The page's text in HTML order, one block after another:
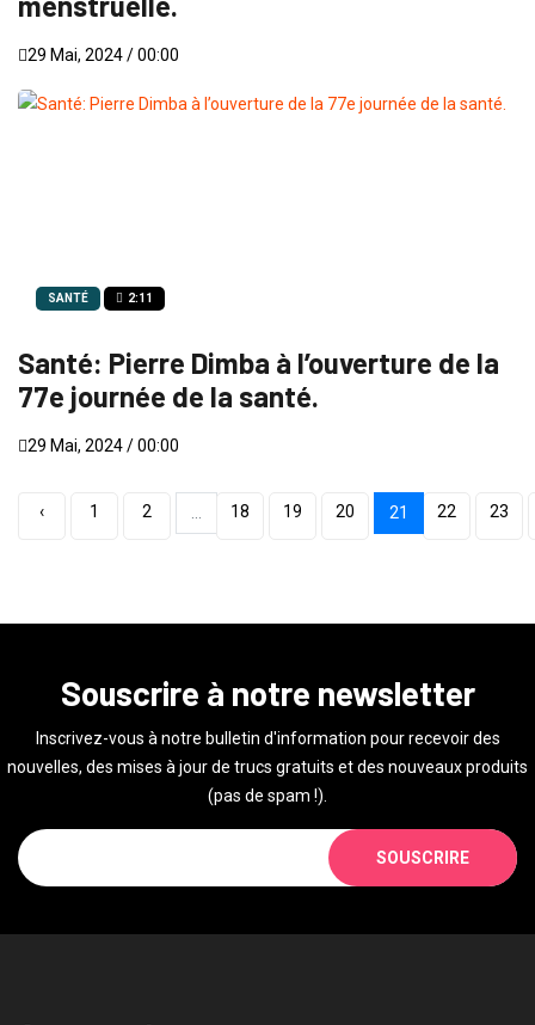
29 Mai, 2024 / 00:00
SANTÉ 2:11
Santé: Pierre Dimba à l’ouverture de la
77e journée de la santé.
29 Mai, 2024 / 00:00
‹ 1 2 18 19 20 21 22 23
Souscrire à notre newsletter
Inscrivez-vous à notre bulletin d'information pour recevoir des
nouvelles, des mises à jour de trucs gratuits et des nouveaux produits
(pas de spam !).
SOUSCRIRE